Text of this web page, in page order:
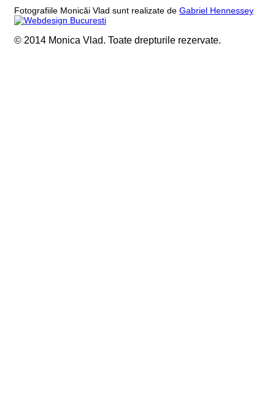
Fotografiile Monicăi Vlad sunt realizate de Gabriel Hennessey
© 2014 Monica Vlad. Toate drepturile rezervate.